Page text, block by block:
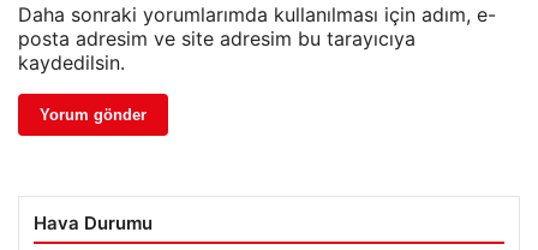
Daha sonraki yorumlarımda kullanılması için adım, e-
posta adresim ve site adresim bu tarayıcıya
kaydedilsin.
Hava Durumu